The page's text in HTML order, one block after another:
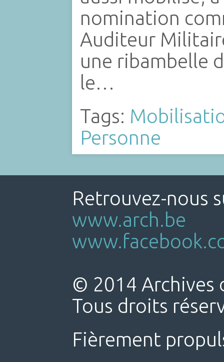
nomination
Auditeur
une ribambelle
le…
Tags:
Personne
Retrouvez-nous
www.arch.be
© 2014 Archives
Tous droits
Fièrement